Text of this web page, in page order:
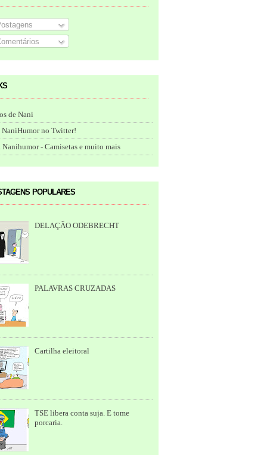
de Nani
NaniHumor no Twitter!
- Camisetas e muito mais
populares
DELAÇÃO ODEBRECHT
PALAVRAS CRUZADAS
Cartilha eleitoral
TSE libera conta suja. E tome
porcaria.